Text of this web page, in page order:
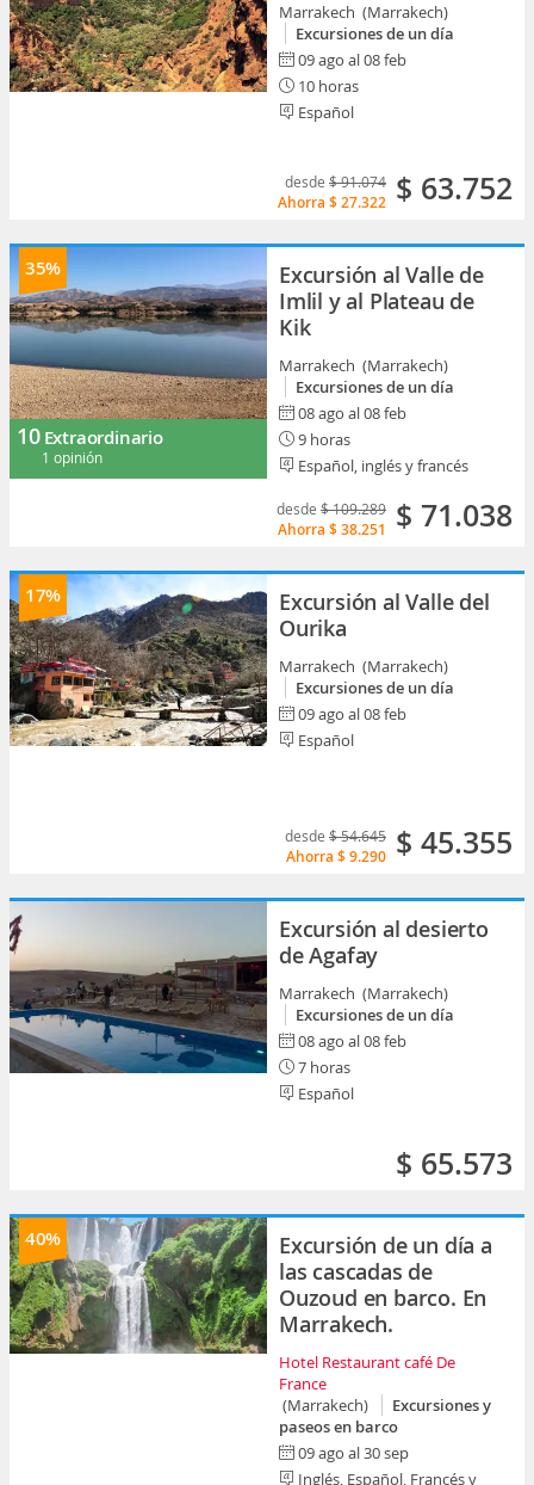
Marrakech (Marrakech)
Excursiones de un día
09 ago al 08 feb
10 horas
Español
desde $ 91.074
Ahorra $ 27.322 $ 63.752
35%
10 Extraordinario
1 opinión
Excursión al Valle de
Imlil y al Plateau de
Kik
Marrakech (Marrakech)
Excursiones de un día
08 ago al 08 feb
9 horas
Español, inglés y francés
desde $ 109.289
Ahorra $ 38.251 $ 71.038
17%
Excursión al Valle del
Ourika
Marrakech (Marrakech)
Excursiones de un día
09 ago al 08 feb
Español
desde $ 54.645
Ahorra $ 9.290 $ 45.355
Excursión al desierto
de Agafay
Marrakech (Marrakech)
Excursiones de un día
08 ago al 08 feb
7 horas
Español
$ 65.573
40%
Excursión de un día a
las cascadas de
Ouzoud en barco. En
Marrakech.
Hotel Restaurant café De
France
(Marrakech)
Excursiones y
paseos en barco
09 ago al 30 sep
Inglés, Español, Francés y